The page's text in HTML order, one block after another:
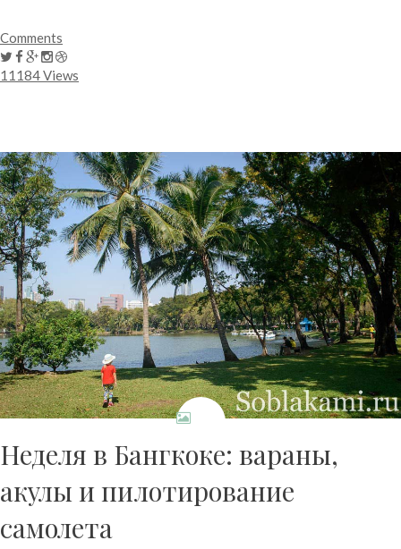
Comments
11184 Views
Неделя в Бангкоке: вараны,
акулы и пилотирование
самолета